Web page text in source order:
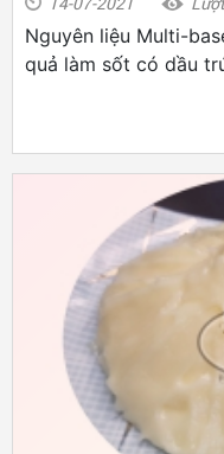
Nguyên liệu Multi-
quả làm sốt có dầu